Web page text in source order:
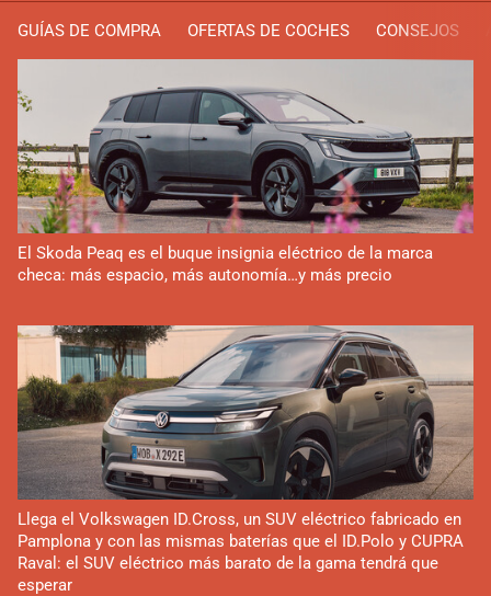
GUÍAS DE COMPRA OFERTAS DE COCHES CONSEJOS
El Skoda Peaq es el buque insignia eléctrico de la marca
checa: más espacio, más autonomía…y más precio
Llega el Volkswagen ID.Cross, un SUV eléctrico fabricado en
Pamplona y con las mismas baterías que el ID.Polo y CUPRA
Raval: el SUV eléctrico más barato de la gama tendrá que
esperar